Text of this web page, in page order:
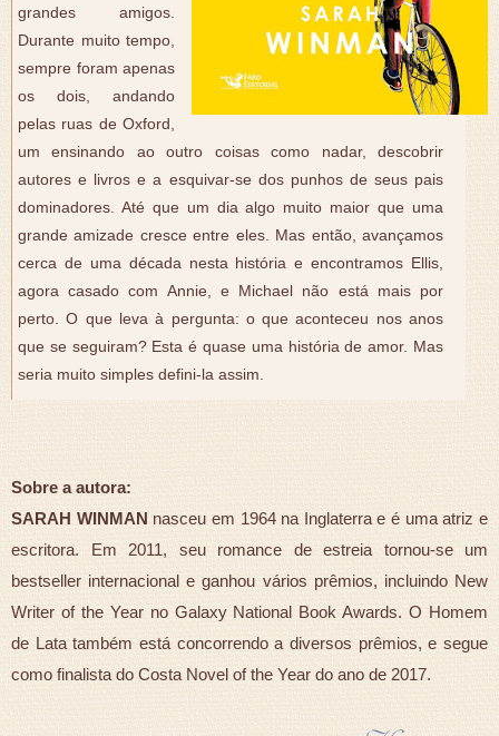
grandes amigos.
Durante muito tempo,
sempre foram apenas
os dois, andando
pelas ruas de Oxford,
um ensinando ao outro coisas como nadar, descobrir
autores e livros e a esquivar-se dos punhos de seus pais
dominadores. Até que um dia algo muito maior que uma
grande amizade cresce entre eles. Mas então, avançamos
cerca de uma década nesta história e encontramos Ellis,
agora casado com Annie, e Michael não está mais por
perto. O que leva à pergunta: o que aconteceu nos anos
que se seguiram? Esta é quase uma história de amor. Mas
seria muito simples defini-la assim.
Sobre a autora:
SARAH WINMANnasceu em 1964 na Inglaterra e é uma atriz e
escritora. Em 2011, seu romance de estreia tornou-se um
bestseller internacional e ganhou vários prêmios, incluindo New
Writer of the Year no Galaxy National Book Awards. O Homem
de Lata também está concorrendo a diversos prêmios, e segue
como finalista do Costa Novel of the Year do ano de 2017.